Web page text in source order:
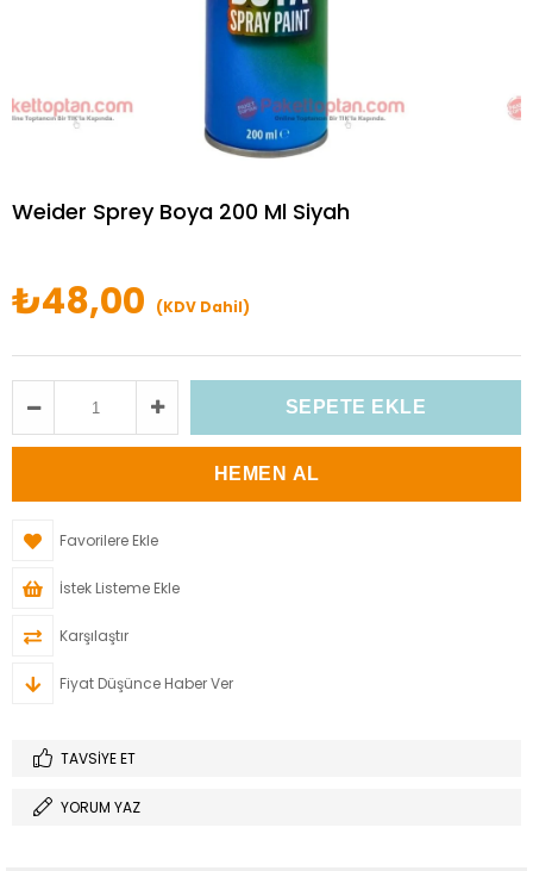
Weider Sprey Boya 200 Ml Siyah
₺48,00 (KDV Dahil)
Favorilere Ekle
İstek Listeme Ekle
Karşılaştır
Fiyat Düşünce Haber Ver
TAVSIYE ET
YORUM YAZ